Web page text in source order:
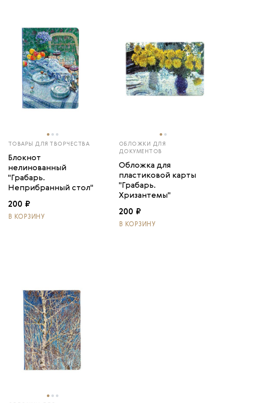
ТОВАРЫ ДЛЯ ТВОРЧЕСТВА
Блокнот
нелинованный
"Грабарь.
Неприбранный стол"
200 ₽
В КОРЗИНУ
ОБЛОЖКИ ДЛЯ
ДОКУМЕНТОВ
Обложка для
пластиковой карты
"Грабарь.
Хризантемы"
200 ₽
В КОРЗИНУ